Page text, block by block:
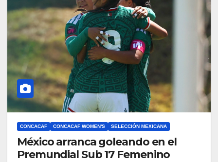
CONCACAF CONCACAF WOMEN'S SELECCIÓN MEXICANA
México arranca goleando en el
Premundial Sub 17 Femenino